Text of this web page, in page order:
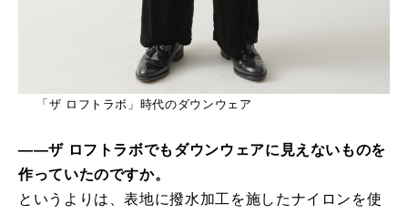
「ザ ロフトラボ」時代のダウンウェア
――ザ ロフトラボでもダウンウェアに見えないものを
作っていたのですか。
というよりは、表地に撥水加工を施したナイロンを使